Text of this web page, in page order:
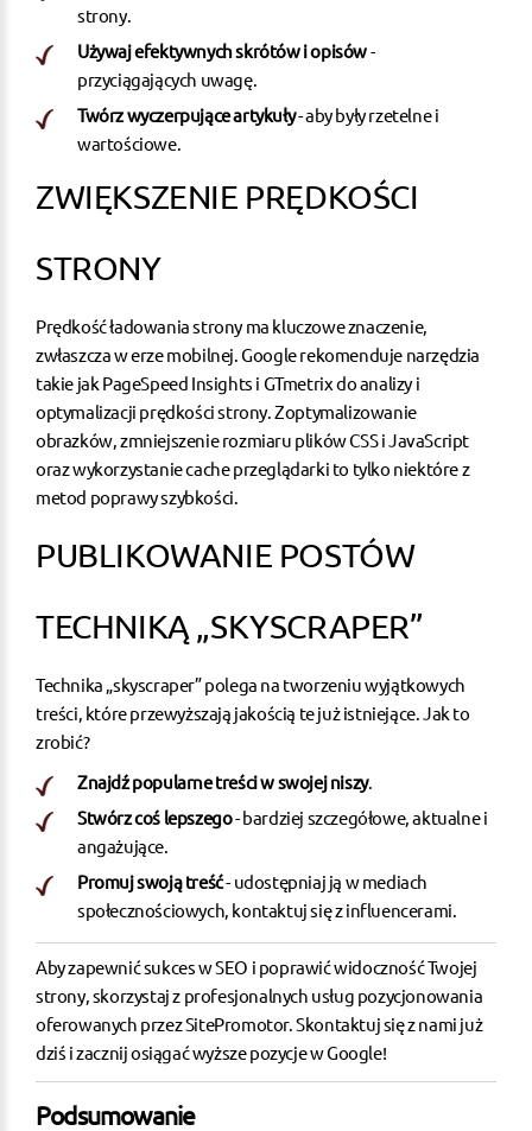
strony.
Używaj efektywnych skrótów i opisów-
przyciągających uwagę.
Twórz wyczerpujące artykuły- aby były rzetelne i
wartościowe.
ZWIĘKSZENIE PRĘDKOŚCI
STRONY
Prędkość ładowania strony ma kluczowe znaczenie,
zwłaszcza w erze mobilnej. Google rekomenduje narzędzia
takie jak PageSpeed Insights i GTmetrixdo analizy i
optymalizacji prędkości strony. Zoptymalizowanie
obrazków, zmniejszenie rozmiaru plików CSS i JavaScript
oraz wykorzystanie cache przeglądarki to tylko niektóre z
metod poprawy szybkości.
PUBLIKOWANIE POSTÓW
TECHNIKĄ „SKYSCRAPER”
Technika „skyscraper” polega na tworzeniu wyjątkowych
treści, które przewyższają jakością te już istniejące. Jak to
zrobić?
Znajdź popularne treści w swojej niszy.
Stwórz coś lepszego- bardziej szczegółowe, aktualne i
angażujące.
Promuj swoją treść- udostępniaj ją w mediach
społecznościowych, kontaktuj się z influencerami.
Aby zapewnić sukces w SEO i poprawić widoczność Twojej
strony, skorzystaj z profesjonalnych usług pozycjonowania
oferowanych przezSitePromotor. Skontaktuj się z nami już
dziś i zacznij osiągać wyższe pozycje w Google!
Podsumowanie